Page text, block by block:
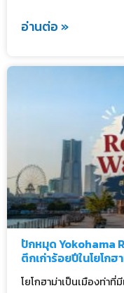
อ่านต่อ »
ปักหมุด Yokohama
ตึกเก่าร้อยปีในโยโกฮ
โยโกฮาม่าเป็นเมืองท่า